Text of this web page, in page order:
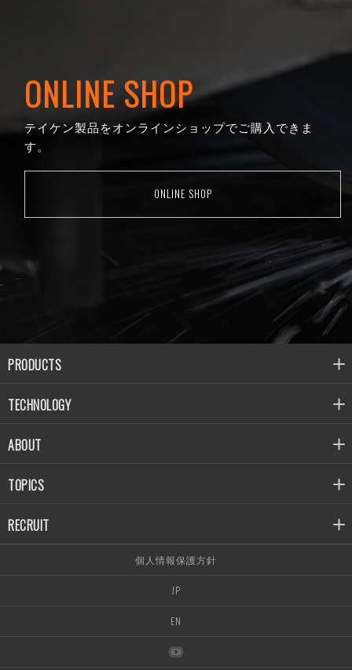
ONLINE SHOP
テイケン製品をオンラインショップでご購入できま
す。
ONLINE SHOP
PRODUCTS
TECHNOLOGY
ABOUT
TOPICS
RECRUIT
個人情報保護方針
JP
EN